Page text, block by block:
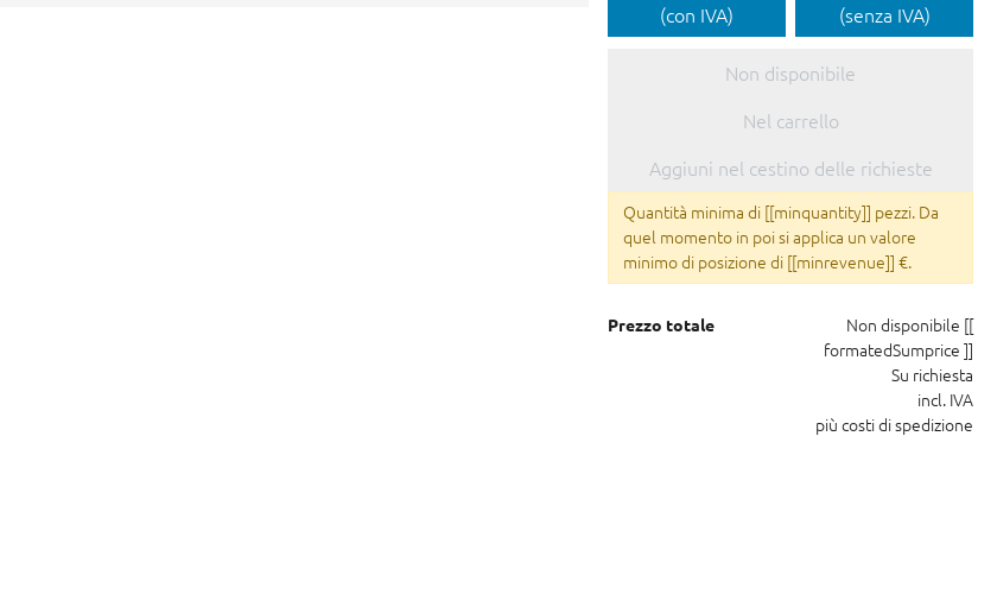
(con IVA)
(senza IVA)
Non disponibile
Nel carrello
Aggiuni nel cestino delle richieste
Quantità minima di [[minquantity]] pezzi. Da
quel momento in poi si applica un valore
minimo di posizione di [[minrevenue]] €.
Prezzo totale Non disponibile [[
formatedSumprice ]]
Su richiesta
incl. IVA
più costi di spedizione